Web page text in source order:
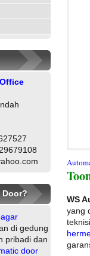
Door?
di gedung
pribadi dan
door
WS
yang